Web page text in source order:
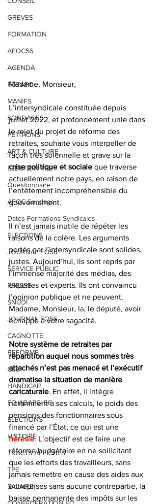
GREVES
FORMATION
AFOC56
AGENDA
FGTAFO
MANIFS
SONDAGES
PETITIONS
ART & CULTURE
ELECTION TPE
Questionnaire
AFOC Sondage
Dates Formations Syndicales
ELECTIONS
JOURNAL FO56
SERVICE PUBLIC
PRESSE
SNUDI
JOURNAL FO56
CAGNOTTE
REFORME
CSE
HANDICAP
FO ADAPEI 56
ELECTIONS
HISTOIRE
TRACTS AFFICHES
TPE
SALAIRE
Madame, Monsieur,
L’intersyndicale constituée depuis
juillet 2022, et profondément unie dans
le rejet du projet de réforme des
retraites, souhaite vous interpeller de
façon très solennelle et grave sur la
crise politique et sociale que traverse
actuellement notre pays, en raison de
l’entêtement incompréhensible du
gouvernement.
Il n’est jamais inutile de répéter les
raisons de la colère. Les arguments
portés par l’intersyndicale sont solides,
justes. Aujourd’hui, ils sont repris par
l’immense majorité des médias, des
expertes et experts. Ils ont convaincu
l’opinion publique et ne peuvent,
Madame, Monsieur, la, le député, avoir
échappé à votre sagacité.
Notre système de retraites par
répartition auquel nous sommes très
attachés n’est pas menacé et l’exécutif
dramatise la situation de manière
caricaturale. En effet, il intègre
notamment à ses calculs, le poids des
pensions des fonctionnaires sous
financé par l’État, ce qui est une
hérésie. L’objectif est de faire une
réforme budgétaire en ne sollicitant
que les efforts des travailleurs, sans
jamais remettre en cause des aides aux
entreprises sans aucune contrepartie, la
baisse permanente des impôts sur les